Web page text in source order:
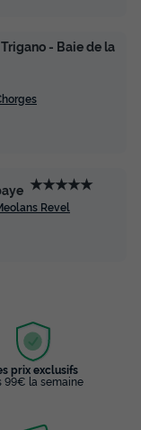
- Baie de la
★★★★★
Revel
prix exclusifs
99€ la semaine